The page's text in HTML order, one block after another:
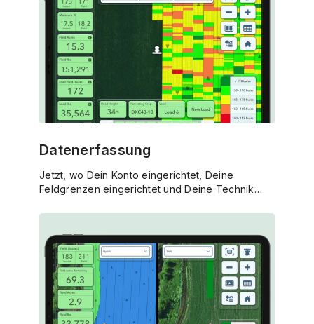
Datenerfassung
Jetzt, wo Dein Konto eingerichtet, Deine
Feldgrenzen eingerichtet und Deine Technik
erfassen!